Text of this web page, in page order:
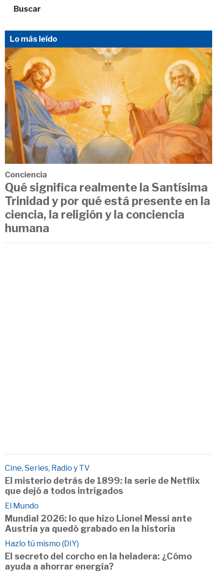
Buscar
Lo más leído
Conciencia
Qué significa realmente la Santísima
Trinidad y por qué está presente en la
ciencia, la religión y la conciencia
humana
Cine, Series, Radio y TV
El misterio detrás de 1899: la serie de Netflix
que dejó a todos intrigados
El Mundo
Mundial 2026: lo que hizo Lionel Messi ante
Austria ya quedó grabado en la historia
Hazlo tú mismo (DIY)
El secreto del corcho en la heladera: ¿Cómo
ayuda a ahorrar energía?